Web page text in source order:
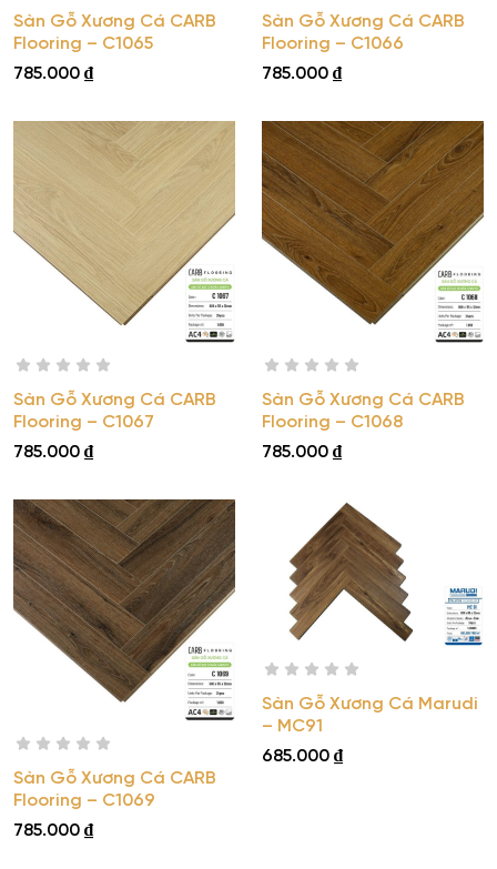
Sàn Gỗ Xương Cá CARB
Flooring – C1065
785.000 ₫
Sàn Gỗ Xương Cá CARB
Flooring – C1066
785.000 ₫
Sàn Gỗ Xương Cá CARB
Flooring – C1067
785.000 ₫
Sàn Gỗ Xương Cá CARB
Flooring – C1068
785.000 ₫
Sàn Gỗ Xương Cá CARB
Flooring – C1069
785.000 ₫
Sàn Gỗ Xương Cá Marudi
– MC91
685.000 ₫